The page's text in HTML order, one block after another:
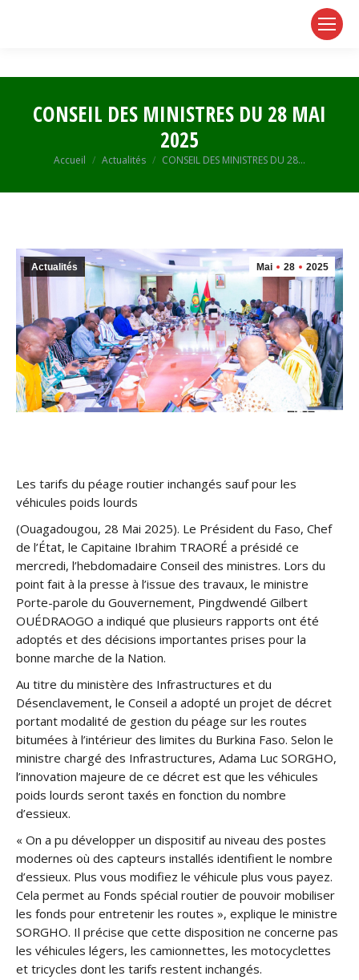
CONSEIL DES MINISTRES DU 28 MAI
2025
Vous êtes ici :
Accueil Actualités CONSEIL DES MINISTRES DU 28…
Mai 28 2025
Actualités
Les tarifs du péage routier inchangés sauf pour les
véhicules poids lourds
(Ouagadougou, 28 Mai 2025). Le Président du Faso, Chef
de l’État, le Capitaine Ibrahim TRAORÉ a présidé ce
mercredi, l’hebdomadaire Conseil des ministres. Lors du
point fait à la presse à l’issue des travaux, le ministre
Porte-parole du Gouvernement, Pingdwendé Gilbert
OUÉDRAOGO a indiqué que plusieurs rapports ont été
adoptés et des décisions importantes prises pour la
bonne marche de la Nation.
Au titre du ministère des Infrastructures et du
Désenclavement, le Conseil a adopté un projet de décret
portant modalité de gestion du péage sur les routes
bitumées à l’intérieur des limites du Burkina Faso. Selon le
ministre chargé des Infrastructures, Adama Luc SORGHO,
l’innovation majeure de ce décret est que les véhicules
poids lourds seront taxés en fonction du nombre
d’essieux.
« On a pu développer un dispositif au niveau des postes
modernes où des capteurs installés identifient le nombre
d’essieux. Plus vous modifiez le véhicule plus vous payez.
Cela permet au Fonds spécial routier de pouvoir mobiliser
les fonds pour entretenir les routes », explique le ministre
SORGHO. Il précise que cette disposition ne concerne pas
les véhicules légers, les camionnettes, les motocyclettes
et tricycles dont les tarifs restent inchangés.